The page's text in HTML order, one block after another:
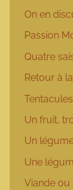
On en
Passion
Quatre
Retour à
Un fruit,
Un
Une
Viande ou